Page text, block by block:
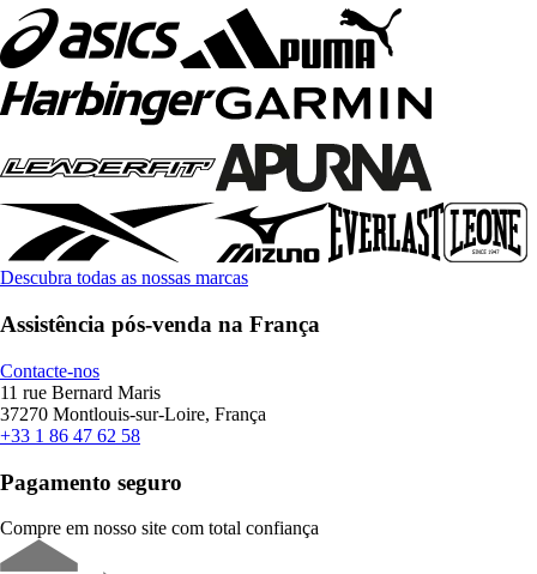
Descubra todas as nossas marcas
Assistência pós-venda na França
Contacte-nos
11 rue Bernard Maris
37270 Montlouis-sur-Loire, França
+33 1 86 47 62 58
Pagamento seguro
Compre em nosso site com total confiança